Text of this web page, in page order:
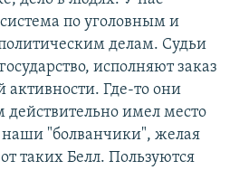
система по уголовным и
делам. Судьи
исполняют заказ
активности. Где-то они
действительно имел место
наши "болванчики", желая
таких Белл. Пользуются